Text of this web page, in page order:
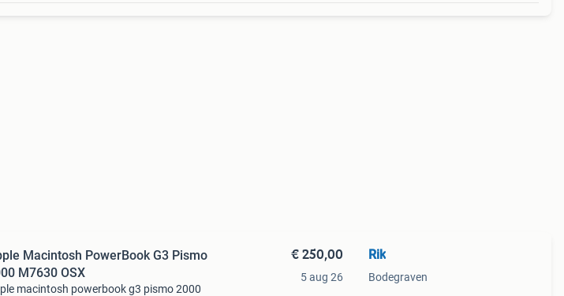
Macintosh PowerBook G3 Pismo
M7630 OSX
macintosh powerbook g3 pismo 2000
€ 250,00
5 aug 26
Rik
Bodegraven